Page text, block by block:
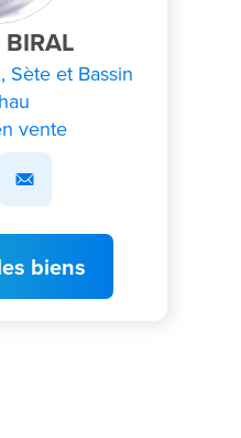
Sète et Bassin
vente
biens